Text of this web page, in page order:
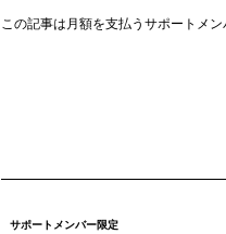
この記事は月額を支払うサポートメ
サポートメンバー限定